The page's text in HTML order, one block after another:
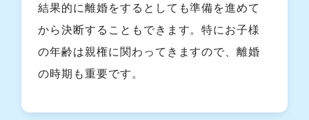
結果的に離婚をするとしても準備を進めて
から決断することもできます。特にお子様
の年齢は親権に関わってきますので、離婚
の時期も重要です。